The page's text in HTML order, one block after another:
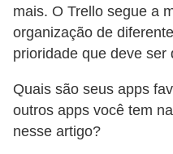
mais. O Trello segue a
organização de
prioridade que deve ser
Quais são seus apps
outros apps você tem
nesse artigo?